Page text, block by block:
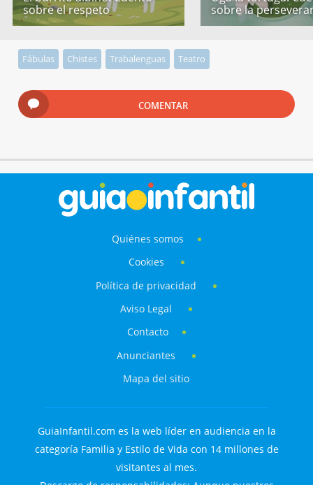
sobre el respeto
sobre la
Fábulas Chistes Trabalenguas Teatro
COMENTAR
Quiénes somos
Cookies
Política de privacidad
Aviso Legal
Contacto
Anunciantes
Mapa del sitio
GuiaInfantil.com es la web líder en audiencia en la
categoría Familia y Estilo de Vida con 14 millones de
visitantes al mes.